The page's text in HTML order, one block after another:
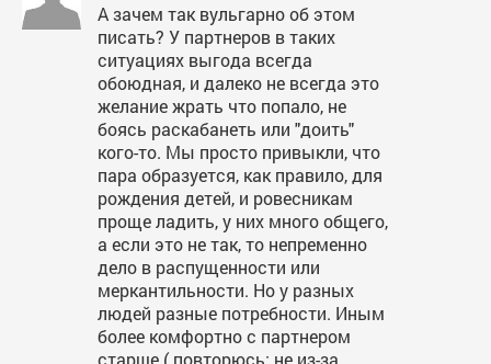
А зачем так вульгарно об этом
писать? У партнеров в таких
ситуациях выгода всегда
обоюдная, и далеко не всегда это
желание жрать что попало, не
боясь раскабанеть или "доить"
кого-то. Мы просто привыкли, что
пара образуется, как правило, для
рождения детей, и ровесникам
проще ладить, у них много общего,
а если это не так, то непременно
дело в распущенности или
меркантильности. Но у разных
людей разные потребности. Иным
более комфортно с партнером
старше ( повторюсь: не из-за